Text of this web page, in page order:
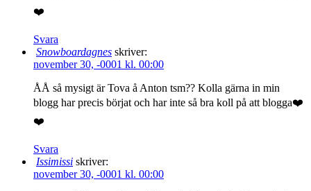
❤️
Svara
Snowboardagnes skriver:
november 30, -0001 kl. 00:00
ÅÅ så mysigt är Tova å Anton tsm?? Kolla gärna in min
blogg har precis börjat och har inte så bra koll på att blogga❤️
❤️
Svara
Issimissi skriver:
november 30, -0001 kl. 00:00